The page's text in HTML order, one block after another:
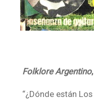
Folklore Argentino
“¿Dónde están